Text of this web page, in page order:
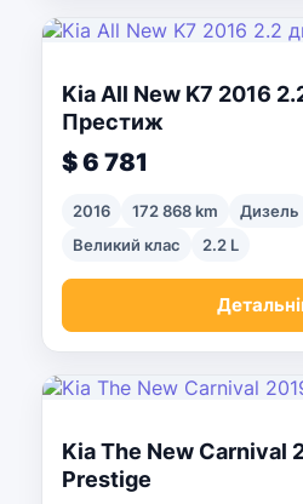
Kia All New K7 2016
Престиж
$ 6 781
2016 172 868 km Дизель
Великий клас
2.2 L
Kia The New Carnival
Prestige